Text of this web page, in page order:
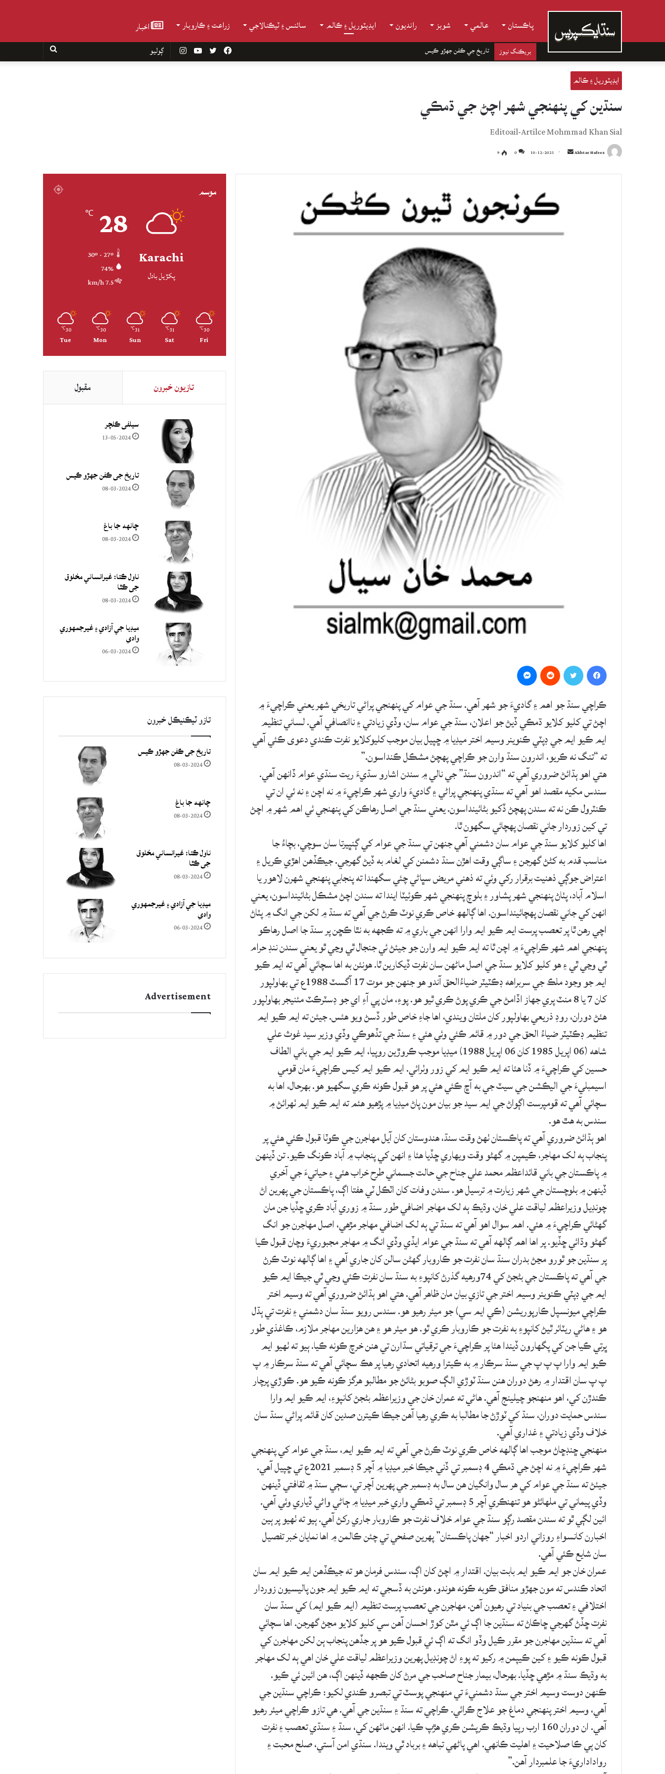
پاڪستان عالمي شوبز رانديون ايڊيٽوريل ۽ ڪالم سائنس ۽ ٽيڪنالاجي زراعت ۽ ڪاروبار اخبار
بريڪنگ نيوز تاريخ جي ڪفن جھڙو ڪيس InstagramYouTube Twitter
Facebook
ايڊيٽوريل ۽ ڪالم
سنڌين کي پنھنجي شھر اچڻ جي ڌمڪي
Editoail-Artilce Mohmmad Khan Sial
Akhtar Hafeez
Send
email
10-12-2021
0
9
ڪراچي سنڌ جو اھم ۽ گاديءَ جو شھر آھي. سنڌ جي عوام کي پنھنجي پراڻي تاريخي شھر يعني ڪراچيءَ ۾
اچڻ تي کليو کلايو ڌمڪي ڏيڻ جو اعلان، سنڌ جي عوام سان، وڏي زيادتي ۽ ناانصافي آھي. لساني تنظيم
ايم ڪيو ايم جي ڊپٽي ڪنوينر وسيم اختر ميڊيا ۾ ڇپيل بيان موجب کليوکلايو نفرت ڪندي دعوى ڪئي آھي
ته “تنگ نه ڪريو، اندرون سنڌ وارن جو ڪراچي پھچڻ مشڪل ڪنداسون.”
ھتي اھو ٻڌائڻ ضروري آھي ته “اندرون سنڌ” جي نالي ۾ سندن اشارو سڌيءَ ريت سنڌي عوام ڏانھن آھي.
سندس مکيه مقصد اھو آھي ته سنڌي پنھنجي پراڻي ۽ گاديءَ واري شھر ڪراچيءَ ۾ نه اچن ۽ نه ئي ان تي
ڪنٽرول ڪن نه ته سندن پھچڻ ڏکيو بڻائينداسون. يعني سنڌ جي اصل رھاڪن کي پنھنجي ئي اھم شھر ۾ اچڻ
تي کين زوردار جاني نقصان پھچائي سگهون ٿا.
اھا کليو کلايو سنڌ جي عوام سان دشمني آھي جنھن تي سنڌ جي عوام کي ڳنڀيرتا سان سوچي، بچاءُ جا
مناسب قدم به کڻڻ گهرجن ۽ ساڳي وقت اھڙن سنڌ دشمنن کي لغام به ڏيڻ گهرجي. جيڪڏھن اھڙي ڪريل ۽
اعتراض جوڳي ذھنيت برقرار رکي وئي ته ذھني مريض سڀاڻي چئي سگهندا ته پنجابي پنھنجي شھرن لاھور يا
اسلام آباد، پٺاڻ پنھنجي شھر پشاور ۽ بلوچ پنھنجي شھر ڪوئيٽا ايندا ته سندن اچڻ مشڪل بڻائينداسون، يعني
انھن کي جاني نقصان پھچائينداسون. اھا ڳالهھ خاص ڪري نوٽ ڪرڻ جي آھي ته سنڌ ۾ لکن جي انگ ۾ پٺاڻ
اچي رھن ٿا پر تعصب پرست ايم ڪيو ايم وارا انھن جي باري ۾ ته ڪجھه به نٿا ڪڇن پر سنڌ جا اصل رھاڪو
پنھنجي اھم شھر ڪراچيءَ ۾ اچن ٿا ته ايم ڪيو ايم وارن جو جيئڻ ئي جنجال ٿي وڃي ٿو يعني سندن ننڊ حرام
ٿي وڃي ٿي ۽ ھو کليو کلايو سنڌ جي اصل ماڻھن سان نفرت ڏيکارين ٿا. ھونئن به اھا سچائي آھي ته ايم ڪيو
ايم جو وجود ملڪ جي سربراهه ڊڪٽيٽر ضياءُالحق آندو ھو جنھن جو موت 17 آگسٽ 1988ع تي بھاولپور
کان 7 يا 8 منٽ پري جھاز اڏامڻ جي ڪري پوڻ ڪري ٿيو ھو. پوءِ، مان پي آءِ اي جو ڊسٽرڪٽ مئنيجر بھاولپور
ھئڻ دوران، روڊ ذريعي بھاولپور کان ملتان ويندي، اھا جاءِ خاص طور ڏسڻ ويو ھئس. جيئن ته ايم ڪيو ايم
تنظيم ڊڪٽيٽر ضياءُ الحق جي دور ۾ قائم ڪئي وئي ھئي ۽ سنڌ جي تڏھوڪي وڏي وزير سيد غوث علي
شاهه (06 اپريل 1985 کان 06 اپريل 1988) ميڊيا موجب ڪروڙين روپيا، ايم ڪيو ايم جي باني الطاف
حسين کي ڪراچيءَ ۾ ڏنا ھئا ته ايم ڪيو ايم کي زور وٺرائي. ايم ڪيو ايم کيس ڪراچيءَ مان قومي
اسيمبليءَ جي اليڪشن جي سيٽ جي به آڇ ڪئي ھئي پر ھو قبول ڪونه ڪري سگهيو ھو. بھرحال، اھا به
سچائي آھي ته قومپرست اڳواڻ جي ايم سيد جو بيان مون پاڻ ميڊيا ۾ پڙھيو ھئم ته ايم ڪيو ايم ٺھرائڻ ۾
سندس به ھٿ ھو.
اھو ٻڌائڻ ضروري آھي ته پاڪستان ٺھڻ وقت سنڌ، ھندوستان کان آيل مھاجرن جي ڪوٽا قبول ڪئي ھئي پر
پنجاب ٻه لک مھاجر، ڪيمپن ۾ گهڻو وقت ويھاري ڇڏيا ھئا ۽ انھن کي پنجاب ۾ آباد ڪونگ ڪيو. تن ڏينھن
۾ پاڪستان جي باني قائداعظم محمد علي جناح جي حالت جسماني طرح خراب ھئي ۽ حياتيءَ جي آخري
ڏينھن ۾ بلوچستان جي شھر زيارت ۾ ترسيل ھو. سندن وفات کان اٽڪل ٽي ھفتا اڳ، پاڪستان جي پھرين اڻ
چونڊيل وزيراعظم لياقت علي خان، وڌيڪ ٻه لک مھاجر اضافي طور سنڌ ۾ زوري آباد ڪري ڇڏيا جن مان
گهڻائي ڪراچيءَ ۾ ھئي. اھم سوال اھو آھي ته سنڌ تي ٻه لک اضافي مھاجر مڙھي، اصل مھاجرن جو انگ
گهڻو وڌائي ڇڏيو. پر اھا اھم ڳالھه آھي ته سنڌ جي عوام ايڏي وڏي انگ ۾ مھاجر مجبوريءَ وچان قبول ڪيا
پر سنڌين جو ٿورو مڃڻ بدران سنڌ سان نفرت جو ڪاروبار گهڻن سالن کان جاري آھي ۽ اھا ڳالھه نوٽ ڪرڻ
جي آھي ته پاڪستان جي بڻجڻ کي 74ورھيه گذرڻ کانپوءِ به سنڌ سان نفرت ڪئي وڃي ٿي جيڪا ايم ڪيو
ايم جي ڊپٽي ڪنوينر وسيم اختر جي تازي بيان مان ظاھر آھي. ھتي اھو ٻڌائڻ ضروري آھي ته وسيم اختر
ڪراچي ميونسپل ڪارپوريشن (ڪي ايم سي) جو ميئر رھيو ھو. سندس رويو سنڌ سان دشمني ۽ نفرت تي ٻڌل
ھو ۽ ھاڻي ريٽائر ٿيڻ کانپوءِ به نفرت جو ڪاروبار ڪري ٿو. ھو ميئر ھو ۽ ھن ھزارين مھاجر ملازم، ڪاغذي طور
ڀرتي ڪيا جن کي پگھارون ڏيندا ھئا پر ڪراچيءَ جي ترقياتي سڌارن تي ھنن خرچ ڪونه ڪيا. ٻيو ته ٺھيو ايم
ڪيو ايم وارا پ پ پ جي سنڌ سرڪار ۾ به ڪيترا ورھيه اتحادي رھيا پر ھڪ سچائي آھي ته سنڌ سرڪار ۾ پ
پ پ سان اقتدار ۾ رھڻ دوران ھنن سنڌ ٽوڙي الڳ صوبو بڻائڻ جو مطالبو ھرگز ڪونه ڪيو ھو. ڪوڙي پرچار
ڪندڙن کي، اھو منھنجو چيلينج آھي. ھاڻي ته عمران خان جي وزيراعظم بڻجڻ کانپوءِ، ايم ڪيو ايم وارا
سندس حمايت دوران، سنڌ کي ٽوڙڻ جا مطالبا به ڪري رھيا آھن جيڪا ڪيترن صدين کان قائم پراڻي سنڌ سان
خلاف وڏي زيادتي ۽ غداري آھي.
منھنجي ڇنڊڇاڻ موجب اھا ڳالھه خاص ڪري نوٽ ڪرڻ جي آھي ته ايم ڪيو ايم، سنڌ جي عوام کي پنھنجي
شھر ڪراچيءَ ۾ نه اچڻ جي ڌمڪي 4 ڊسمبر تي ڏني جيڪا خبر ميڊيا ۾ آچر 5 ڊسمبر 2021ع تي ڇپيل آھي.
جيئڻ ته سنڌ جي عوام کي ھر سال وانگيان ھن سال به ڊسمبر جي پھرين آچر تي، سڄي سنڌ ۾ ثقافتي ڏينھن
وڏي پيماني تي ملھائڻو ھو تنھنڪري آچر 5 ڊسمبر تي ڌمڪي واري خبر ميڊيا ۾ ڄاڻي واڻي ڏياري وئي آھي.
ائين لڳي ٿو ته سندن مقصد رڳو سنڌ جي عوام خلاف نفرت جو ڪاروبار جاري رکڻ آھي. ٻيو ته ٺھيو پر ٻين
اخبارن کانسواءِ روزاني اردو اخبار “جھان پاڪستان” پھرين صفحي تي چئن ڪالمن ۾ اھا نمايان خبر تفصيل
سان شايع ڪئي آھي.
عمران خان جو ايم ڪيو ايم بابت بيان. اقتدار ۾ اچڻ کان اڳ، سندس فرمان ھو ته جيڪڏھن ايم ڪيو ايم سان
اتحاد ڪندس ته مون جهڙو منافق ڪوبه ڪونه ھوندو. ھونئن به ڏسجي ته ايم ڪيو ايم جون پاليسيون زوردار
اختلافي ۽ تعصب جي بنياد تي رھيون آھن. مھاجرن جي تعصب پرست تنظيم (ايم ڪيو ايم) کي سنڌ سان
نفرت ڇڏڻ گهرجي ڇاڪاڻ ته سنڌين جا اڳ ئي مٿن کوڙ احسان آھن سي کليو کلايو مڃڻ گهرجن. اھا سچائي
آھي ته سنڌين مھاجرن جو مقرر ڪيل وڏو انگ ته اڳ ئي قبول ڪيو ھو پر جڏھن پنجاب ٻن لکن مھاجرن کي
قبول ڪونه ڪيو ۽ کين ڪيپمن ۾ رکيو ته پوءِ اڻ چونڊيل پھرين وزيراعظم لياقت علي خان اھي ٻه لک مھاجر
به وڌيڪ سنڌ ۾ مڙھي ڇڏيا. بھرحال، بيمار جناح صاحب جي مرڻ کان ڪجھه ڏينھن اڳ، ھن ائين ئي ڪيو.
ڪنھن دوست وسيم اختر جي سنڌ دشمنيءَ تي منھنجي پوسٽ تي تبصرو ڪندي لکيو: ڪراچي سنڌين جي
آھي، وسيم اختر پنھنجي دماغ جو علاج ڪرائي. ڪراچي ته سنڌ ۽ سنڌين جي آھي. ھي تازو ڪراچي ميئر رھيو
آھي. ان دوران 160 ارب رپيا وڌيڪ ڪرپشن ڪري ھڙپ ڪيا. انھن ماڻھن کي، سنڌ ۽ سنڌي تعصب ۽ نفرت
کان ٻي ڪا صلاحيت ۽ اھليت ڪانھي. اھي پاڻھي تباهه ۽ برباد ٿي ويندا. سنڌي امن آستي، صلح محبت ۽
رواداداريءَ جا علمبردار آھن.”
موسم
Karachi
پکڙيل بادل
28
℃
74%
7.5 km/h
30
℃
Fri
31
℃
Sat
31
℃
Sun
30
℃
Mon
30
℃
Tue
تازيون خبرون مقبول
سيلفي ڪلچر
13-05-2024
تاريخ جي ڪفن جھڙو ڪيس
08-03-2024
چانهه جا باغ
08-03-2024
ناول ڪتا: غيرانساني مخلوق
جي ڪٿا
08-03-2024
ميڊيا جي آزادي ۽ غيرجمھوري
وادي
06-03-2024
تازو ٽيڪنيڪل خبرون
تاريخ جي ڪفن جھڙو ڪيس
08-03-2024
چانهه جا باغ
08-03-2024
ناول ڪتا: غيرانساني مخلوق
جي ڪٿا
08-03-2024
ميڊيا جي آزادي ۽ غيرجمھوري
وادي
06-03-2024
Advertisement